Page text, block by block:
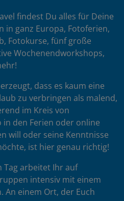
findest Du alles für Deine
in ganz Europa, Fotoferien,
Fotokurse, fünf große
Wochenendworkshops,
dass es kaum eine
zu verbringen als malend,
im Kreis von
in den Ferien oder online
will oder seine Kenntnisse
ist hier genau richtig!
Tag arbeitet Ihr auf
intensiv mit einem
An einem Ort, der Euch